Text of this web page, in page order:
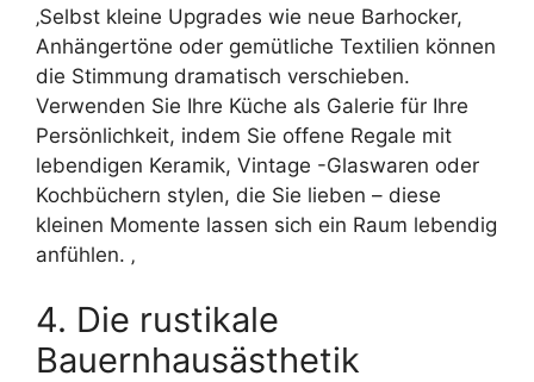
‚Selbst kleine Upgrades wie neue Barhocker,
Anhängertöne oder gemütliche Textilien können
die Stimmung dramatisch verschieben.
Verwenden Sie Ihre Küche als Galerie für Ihre
Persönlichkeit, indem Sie offene Regale mit
lebendigen Keramik, Vintage -Glaswaren oder
Kochbüchern stylen, die Sie lieben – diese
kleinen Momente lassen sich ein Raum lebendig
anfühlen. ‚
4. Die rustikale
Bauernhausästhetik